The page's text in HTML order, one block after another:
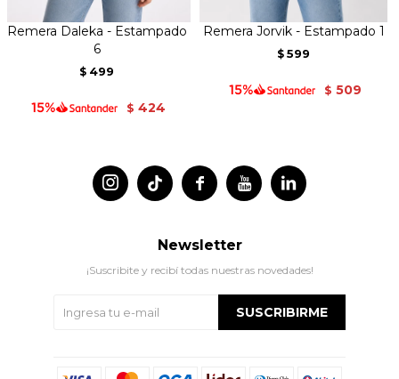
Remera Daleka - Estampado
6
$ 499
$ 424
Remera Jorvik - Estampado 1
$ 599
$ 509
 
 
Newsletter
¡Suscribite y recibí todas nuestras novedades!
SUSCRIBIRME